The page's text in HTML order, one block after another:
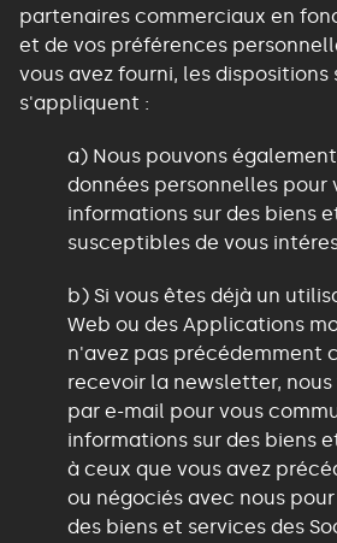
partenaires commerciaux en
et de vos préférences
vous avez fourni, les dispositions
s'appliquent :
a) Nous pouvons
données personnelles pour
informations sur des biens
susceptibles de vous
b) Si vous êtes déjà un
Web ou des Applications
n'avez pas précédemment
recevoir la newsletter,
par e-mail pour vous
informations sur des biens
à ceux que vous avez
ou négociés avec nous
des biens et services des